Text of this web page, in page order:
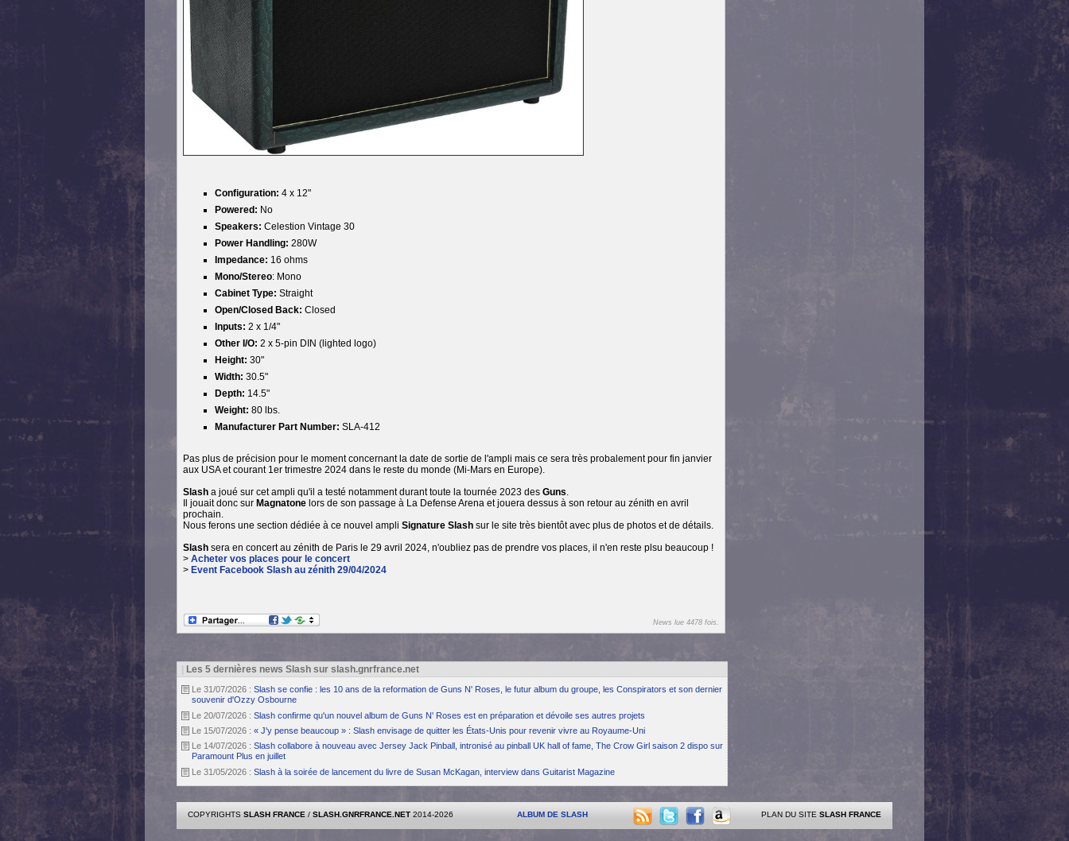
Configuration: 4 x 12"
Powered: No
Speakers: Celestion Vintage 30
Power Handling: 280W
Impedance: 16 ohms
Mono/Stereo: Mono
Cabinet Type: Straight
Open/Closed Back: Closed
Inputs: 2 x 1/4"
Other I/O: 2 x 5-pin DIN (lighted logo)
Height: 30"
Width: 30.5"
Depth: 14.5"
Weight: 80 lbs.
Manufacturer Part Number: SLA-412
Pas plus de précision pour le moment concernant la date de sortie de l'ampli mais ce sera très probalement pour fin janvier
aux USA et courant 1er trimestre 2024 dans le reste du monde (Mi-Mars en Europe).
Slash a joué sur cet ampli qu'il a testé notamment durant toute la tournée 2023 des Guns.
Il jouait donc sur Magnatone lors de son passage à La Defense Arena et jouera dessus à son retour au zénith en avril
prochain.
Nous ferons une section dédiée à ce nouvel ampli Signature Slash sur le site très bientôt avec plus de photos et de détails.
Slash sera en concert au zénith de Paris le 29 avril 2024, n'oubliez pas de prendre vos places, il n'en reste plsu beaucoup !
> Acheter vos places pour le concert
> Event Facebook Slash au zénith 29/04/2024
News lue 4478 fois.
Les 5 dernières news Slash sur slash.gnrfrance.net
Le 31/07/2026 : Slash se confie : les 10 ans de la reformation de Guns N' Roses, le futur album du groupe, les Conspirators et son dernier
souvenir d'Ozzy Osbourne
Le 20/07/2026 : Slash confirme qu'un nouvel album de Guns N' Roses est en préparation et dévoile ses autres projets
Le 15/07/2026 : « J'y pense beaucoup » : Slash envisage de quitter les États-Unis pour revenir vivre au Royaume-Uni
Le 14/07/2026 : Slash collabore à nouveau avec Jersey Jack Pinball, intronisé au pinball UK hall of fame, The Crow Girl saison 2 dispo sur
Paramount Plus en juillet
Le 31/05/2026 : Slash à la soirée de lancement du livre de Susan McKagan, interview dans Guitarist Magazine
COPYRIGHTS SLASH FRANCE / SLASH.GNRFRANCE.NET 2014-2026 ALBUM DE SLASH PLAN DU SITE SLASH FRANCE